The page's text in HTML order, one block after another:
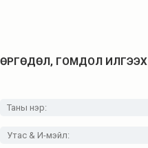
ӨРГӨДӨЛ, ГОМДОЛ ИЛГЭЭХ